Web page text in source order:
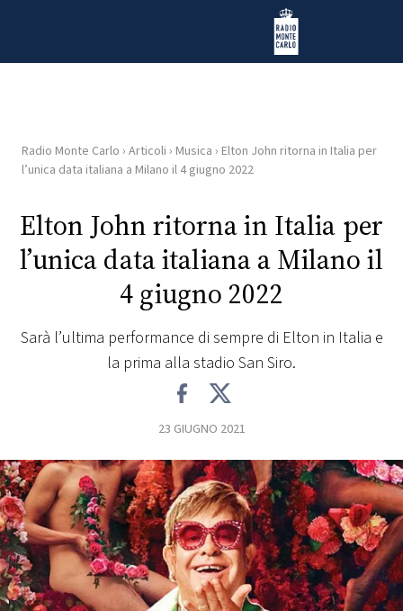
Radio Monte Carlo
HOME
RADIO
WEB
PLAYLIST
CONCORSI
EVENTI
VIDEO
Radio Monte Carlo › Articoli › Musica › Elton John ritorna in Italia per
l’unica data italiana a Milano il 4 giugno 2022
Elton John ritorna in Italia per
l’unica data italiana a Milano il
4 giugno 2022
Sarà l’ultima performance di sempre di Elton in Italia e
la prima alla stadio San Siro.
23 GIUGNO 2021